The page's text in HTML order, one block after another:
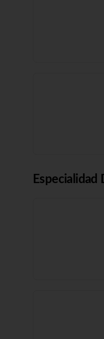
Especialidad